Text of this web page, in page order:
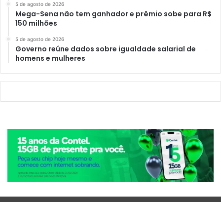
5 de agosto de 2026
Mega-Sena não tem ganhador e prêmio sobe para R$
150 milhões
5 de agosto de 2026
Governo reúne dados sobre igualdade salarial de
homens e mulheres